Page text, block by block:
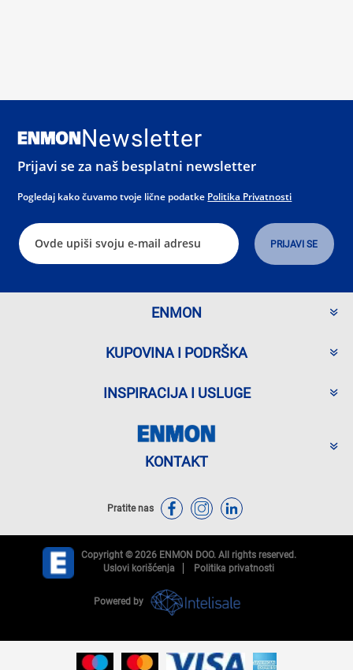
Newsletter
Prijavi se za naš besplatni newsletter
Pogledaj kako čuvamo tvoje lične podatke Politika Privatnosti
ENMON
KUPOVINA I PODRŠKA
INSPIRACIJA I USLUGE
KONTAKT
Pratite nas
Copyright © 2026 ENMON DOO. All rights reserved.
Uslovi korišćenja
Politika privatnosti
Powered by